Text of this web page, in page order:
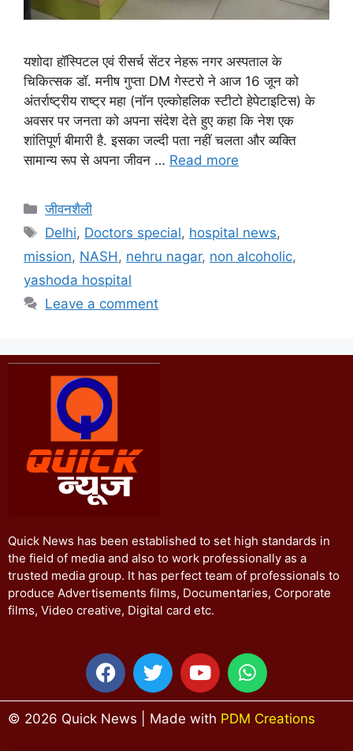
यशोदा हॉस्पिटल एवं रीसर्च सेंटर नेहरू नगर अस्पताल के
चिकित्सक डॉ. मनीष गुप्ता DM गेस्टरो ने आज 16 जून को
अंतर्राष्ट्रीय राष्ट्र महा (नॉन एल्कोहलिक स्टीटो हेपेटाइटिस) के
अवसर पर जनता को अपना संदेश देते हुए कहा कि नेश एक
शांतिपूर्ण बीमारी है. इसका जल्दी पता नहीं चलता और व्यक्ति
सामान्य रूप से अपना जीवन … Read more
जीवनशैली
Delhi, Doctors special, hospital news,
mission, NASH , nehru nagar, non alcoholic,
yashoda hospital
Leave a comment
Quick News has been established to set high standards in
the field of media and also to work professionally as a
trusted media group. It has perfect team of professionals to
produce Advertisements films, Documentaries, Corporate
films, Video creative, Digital card etc.
© 2026 Quick News | Made with PDM Creations